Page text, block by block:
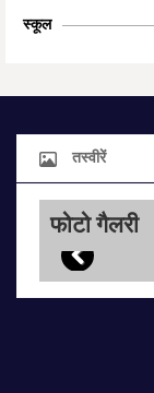
स्कूल
तस्वीरें
फोटो गैलरी